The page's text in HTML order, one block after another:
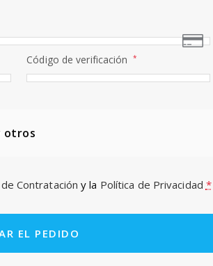
Código de verificación *
otros
Contratación y la Política de Privacidad *
EL PEDIDO